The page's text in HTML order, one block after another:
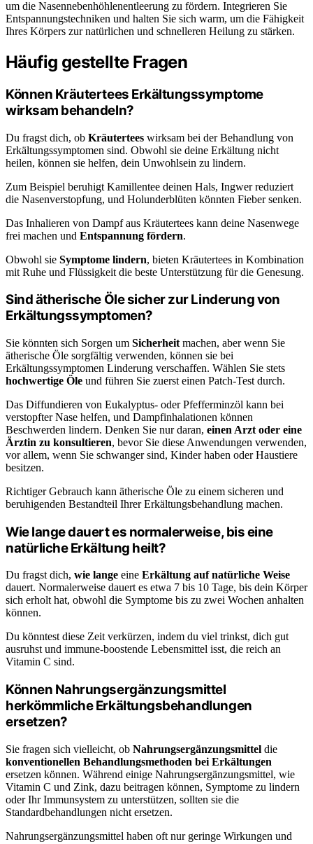
um die Nasennebenhöhlenentleerung zu fördern. Integrieren Sie
Entspannungstechniken und halten Sie sich warm, um die Fähigkeit
Ihres Körpers zur natürlichen und schnelleren Heilung zu stärken.
Häufig gestellte Fragen
Können Kräutertees Erkältungssymptome
wirksam behandeln?
Du fragst dich, ob Kräutertees wirksam bei der Behandlung von
Erkältungssymptomen sind. Obwohl sie deine Erkältung nicht
heilen, können sie helfen, dein Unwohlsein zu lindern.
Zum Beispiel beruhigt Kamillentee deinen Hals, Ingwer reduziert
die Nasenverstopfung, und Holunderblüten könnten Fieber senken.
Das Inhalieren von Dampf aus Kräutertees kann deine Nasenwege
frei machen und Entspannung fördern.
Obwohl sie Symptome lindern, bieten Kräutertees in Kombination
mit Ruhe und Flüssigkeit die beste Unterstützung für die Genesung.
Sind ätherische Öle sicher zur Linderung von
Erkältungssymptomen?
Sie könnten sich Sorgen um Sicherheit machen, aber wenn Sie
ätherische Öle sorgfältig verwenden, können sie bei
Erkältungssymptomen Linderung verschaffen. Wählen Sie stets
hochwertige Öle und führen Sie zuerst einen Patch-Test durch.
Das Diffundieren von Eukalyptus- oder Pfefferminzöl kann bei
verstopfter Nase helfen, und Dampfinhalationen können
Beschwerden lindern. Denken Sie nur daran, einen Arzt oder eine
Ärztin zu konsultieren, bevor Sie diese Anwendungen verwenden,
vor allem, wenn Sie schwanger sind, Kinder haben oder Haustiere
besitzen.
Richtiger Gebrauch kann ätherische Öle zu einem sicheren und
beruhigenden Bestandteil Ihrer Erkältungsbehandlung machen.
Wie lange dauert es normalerweise, bis eine
natürliche Erkältung heilt?
Du fragst dich, wie lange eine Erkältung auf natürliche Weise
dauert. Normalerweise dauert es etwa 7 bis 10 Tage, bis dein Körper
sich erholt hat, obwohl die Symptome bis zu zwei Wochen anhalten
können.
Du könntest diese Zeit verkürzen, indem du viel trinkst, dich gut
ausruhst und immune-boostende Lebensmittel isst, die reich an
Vitamin C sind.
Können Nahrungsergänzungsmittel
herkömmliche Erkältungsbehandlungen
ersetzen?
Sie fragen sich vielleicht, ob Nahrungsergänzungsmittel die
konventionellen Behandlungsmethoden bei Erkältungen
ersetzen können. Während einige Nahrungsergänzungsmittel, wie
Vitamin C und Zink, dazu beitragen können, Symptome zu lindern
oder Ihr Immunsystem zu unterstützen, sollten sie die
Standardbehandlungen nicht ersetzen.
Nahrungsergänzungsmittel haben oft nur geringe Wirkungen und